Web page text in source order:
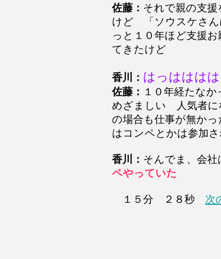
佐藤： それで親の支
けど 「ソウスケさ
っと１０年ほど支援
てきたけど
香川： はっはははは
佐藤： １０年経たな
めざましい 人気者
の場合も仕事が無か
はコンペとかは参加
香川： そんでま、会
ペやっていた
１５分 ２８秒 次